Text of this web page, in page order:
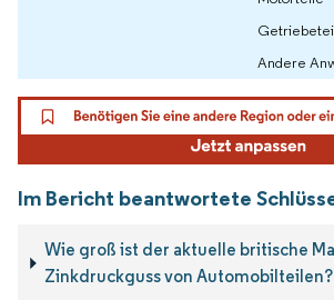
Andere
Im Bericht beantwortete
Wie groß ist der aktuelle britische
Zinkdruckguss von Automobilteilen?